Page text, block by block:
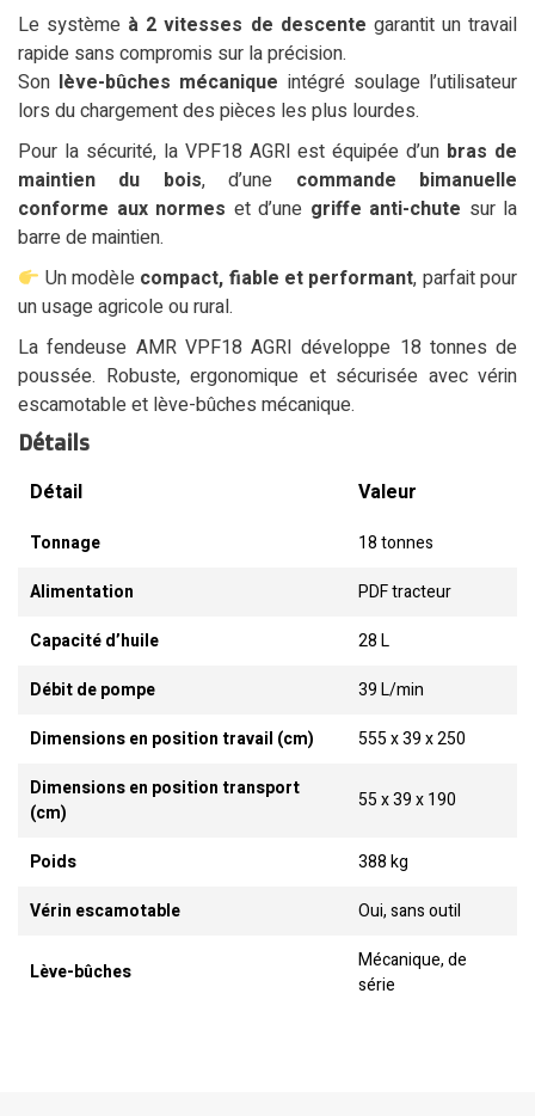
Le système à 2 vitesses de descente garantit un travail
rapide sans compromis sur la précision.
Son lève-bûches mécanique intégré soulage l’utilisateur
lors du chargement des pièces les plus lourdes.
Pour la sécurité, la VPF18 AGRI est équipée d’un bras de
maintien du bois, d’une commande bimanuelle
conforme aux normes et d’une griffe anti-chute sur la
barre de maintien.
Un modèle compact, fiable et performant, parfait pour
un usage agricole ou rural.
La fendeuse AMR VPF18 AGRI développe 18 tonnes de
poussée. Robuste, ergonomique et sécurisée avec vérin
escamotable et lève-bûches mécanique.
Détails
Détail Valeur
Tonnage
18 tonnes
Alimentation
PDF tracteur
Capacité d’huile
28 L
Débit de pompe
39 L/min
Dimensions en position travail (cm)
555 x 39 x 250
Dimensions en position transport
(cm)
55 x 39 x 190
Poids
388 kg
Vérin escamotable
Oui, sans outil
Lève-bûches
Mécanique, de
série